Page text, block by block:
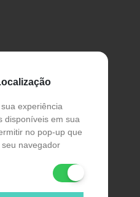
experiência
disponíveis em sua
no pop-up que
navegador